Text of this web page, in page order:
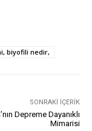
biyofili nedir,
SONRAKI İÇERIK
Depreme Dayanıklı
Mimarisi